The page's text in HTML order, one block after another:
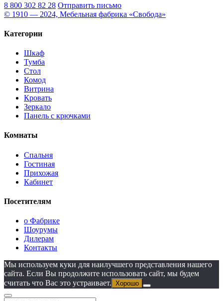
8 800 302 82 28 Отправить письмо
© 1910 — 2024, Мебельная фабрика «Свобода»
Категории
Шкаф
Тумба
Стол
Комод
Витрина
Кровать
Зеркало
Панель с крючками
Комнаты
Спальня
Гостиная
Прихожая
Кабинет
Посетителям
о Фабрике
Шоурумы
Дилерам
Контакты
Мы используем куки для наилучшего представления нашего
сайта. Если Вы продолжите использовать сайт, мы будем
считать что Вас это устраивает. Хорошо